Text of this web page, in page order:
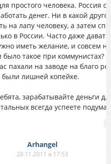
простого человека. Россия
денег. Ни в какой
на лапу человеку, а затем
в России. Часто даже
иметь желание, и совсем
было такое при коммунистах?
пахали на заводе на благо
лишней копейке.
зарабатывайте деньги
всегда успеете
Arhangel
28.11.2011 в 17:53